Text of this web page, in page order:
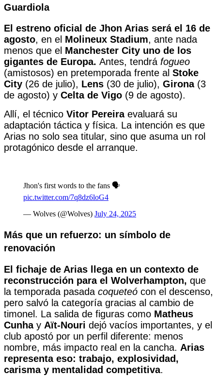
Guardiola
El estreno oficial de Jhon Arias será el 16 de
agosto, en el Molineux Stadium, ante nada
menos que el Manchester City uno de los
gigantes de Europa. Antes, tendrá fogueo
(amistosos) en pretemporada frente al Stoke
City (26 de julio), Lens (30 de julio), Girona(3
de agosto) y Celta de Vigo (9 de agosto).
Allí, el técnico Vitor Pereiraevaluará su
adaptación táctica y física. La intención es que
Arias no solo sea titular, sino que asuma un rol
protagónico desde el arranque.
Jhon's first words to the fans 🗣️
pic.twitter.com/7q8dz6loG4
— Wolves (@Wolves) July 24, 2025
Más que un refuerzo: un símbolo de
renovación
El fichaje de Arias llega en un contexto de
reconstrucción para el Wolverhampton, que
la temporada pasada coqueteó con el descenso,
pero salvó la categoría gracias al cambio de
timonel. La salida de figuras como Matheus
Cunhay Aït-Nouri dejó vacíos importantes, y el
club apostó por un perfil diferente: menos
nombre, más impacto real en la cancha. Arias
representa eso: trabajo, explosividad,
carisma y mentalidad competitiva.